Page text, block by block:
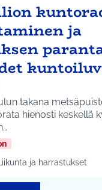
ja
takana
hienosti keskellä
mukaan:
tulokset teeman
Liikunta ja harrastukset